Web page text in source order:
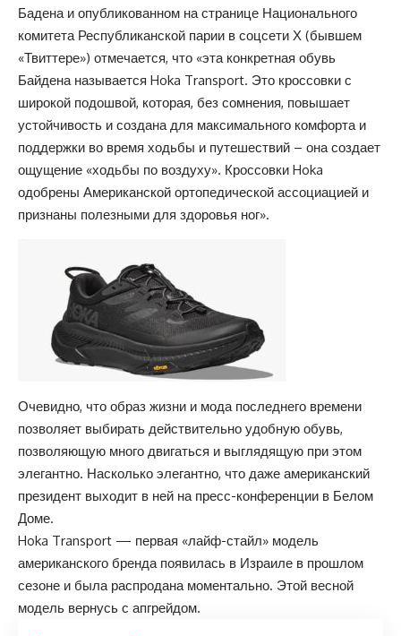
Бадена и опубликованном на странице Национального
комитета Республиканской парии в соцсети Х (бывшем
«Твиттере») отмечается, что «эта конкретная обувь
Байдена называется Hoka Transport. Это кроссовки с
широкой подошвой, которая, без сомнения, повышает
устойчивость и создана для максимального комфорта и
поддержки во время ходьбы и путешествий – она создает
ощущение «ходьбы по воздуху». Кроссовки Hoka
одобрены Американской ортопедической ассоциацией и
признаны полезными для здоровья ног».
Очевидно, что образ жизни и мода последнего времени
позволяет выбирать действительно удобную обувь,
позволяющую много двигаться и выглядящую при этом
элегантно. Насколько элегантно, что даже американский
президент выходит в ней на пресс-конференции в Белом
Доме.
Hoka Transport — первая «лайф-стайл» модель
американского бренда появилась в Израиле в прошлом
сезоне и была распродана моментально. Этой весной
модель вернусь с апгрейдом.